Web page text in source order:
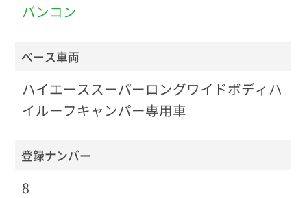
バンコン
ベース車両
ハイエーススーパーロングワイドボディハ
イルーフキャンパー専用車
登録ナンバー
8